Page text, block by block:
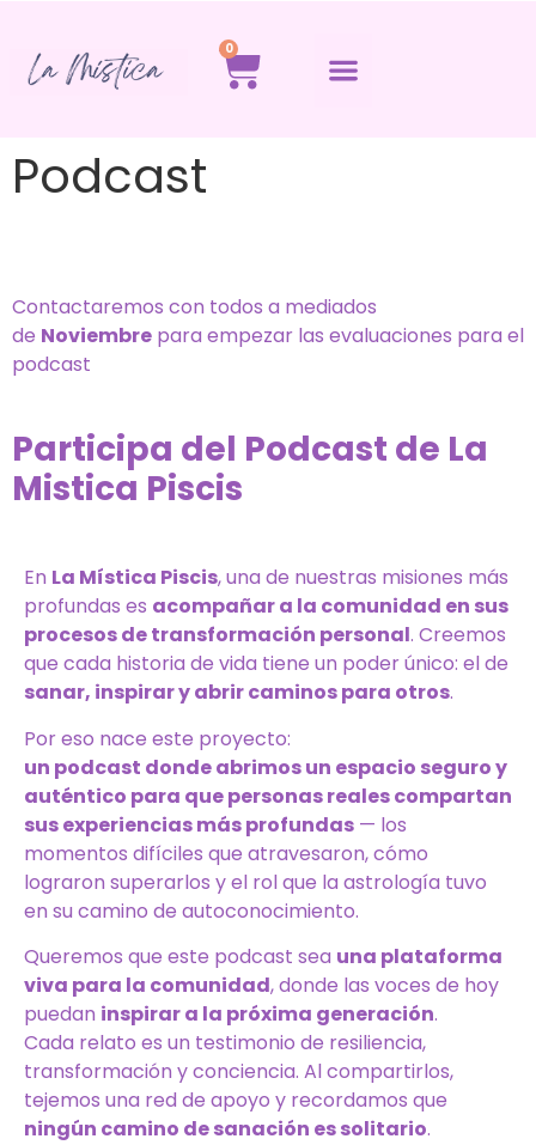
0
Podcast
Contactaremos con todos a mediados
de Noviembre para empezar las evaluaciones para el
podcast
Participa del Podcast de La
Mistica Piscis
En La Mística Piscis, una de nuestras misiones más
profundas es acompañar a la comunidad en sus
procesos de transformación personal. Creemos
que cada historia de vida tiene un poder único: el de
sanar, inspirar y abrir caminos para otros.
Por eso nace este proyecto:
un podcast donde abrimos un espacio seguro y
auténtico para que personas reales compartan
sus experiencias más profundas — los
momentos difíciles que atravesaron, cómo
lograron superarlos y el rol que la astrología tuvo
en su camino de autoconocimiento.
Queremos que este podcast sea una plataforma
viva para la comunidad, donde las voces de hoy
puedan inspirar a la próxima generación.
Cada relato es un testimonio de resiliencia,
transformación y conciencia. Al compartirlos,
tejemos una red de apoyo y recordamos que
ningún camino de sanación es solitario.